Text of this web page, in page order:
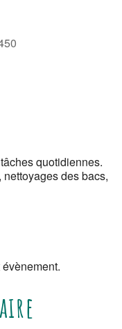
quotidiennes.
des bacs,